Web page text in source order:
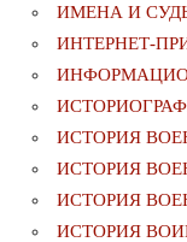
ИМЕНА И
ИНТЕРНЕТ-
ИСТОРИЯ
ИСТОРИЯ
ИСТОРИЯ
ИСТОРИЯ